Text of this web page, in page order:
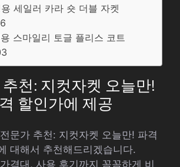
세일러 카라 숏 더블 자켓
스마일리 토글 플리스 코트
추천: 지컷자켓 오늘만!
할인가에 제공
문가 추천: 지컷자켓 오늘만! 파격
대해서 추천해드리겠습니다.
격대, 사용 후기까지 꼼꼼하게 비